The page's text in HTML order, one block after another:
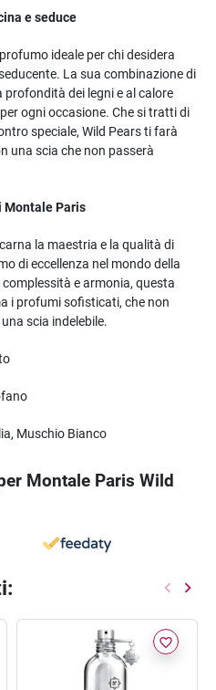
e seduce
ideale per chi desidera
La sua combinazione di
profondità dei legni e al calore
ogni occasione. Che si tratti di
speciale, Wild Pears ti farà
una scia che non passerà
Montale Paris
la maestria e la qualità di
di eccellenza nel mondo della
e armonia, questa
i profumi sofisticati, che non
scia indelebile.
Muschio Bianco
Montale Paris Wild
favorite_border